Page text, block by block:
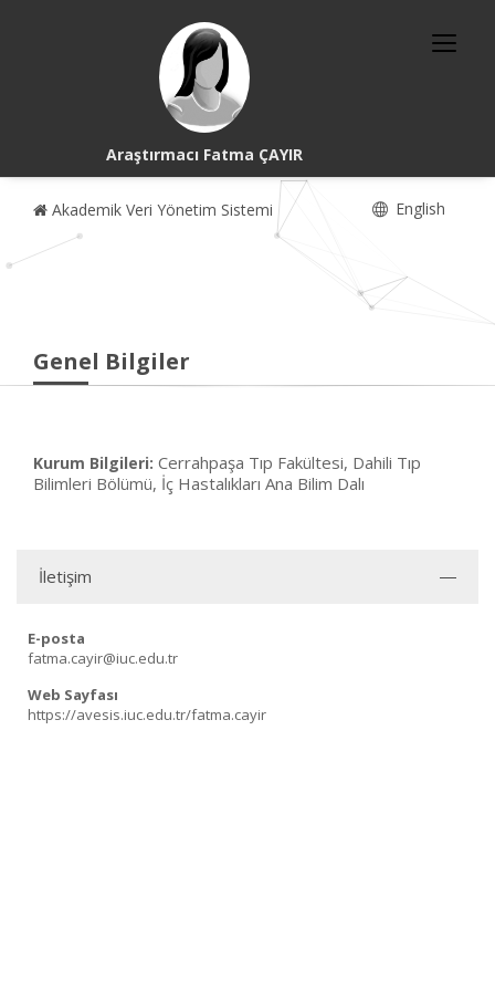
Araştırmacı Fatma ÇAYIR
Akademik Veri Yönetim Sistemi English
Genel Bilgiler
Kurum Bilgileri: Cerrahpaşa Tıp Fakültesi, Dahili Tıp
Bilimleri Bölümü, İç Hastalıkları Ana Bilim Dalı
İletişim
E-posta
fatma.cayir@iuc.edu.tr
Web Sayfası
https://avesis.iuc.edu.tr/fatma.cayir